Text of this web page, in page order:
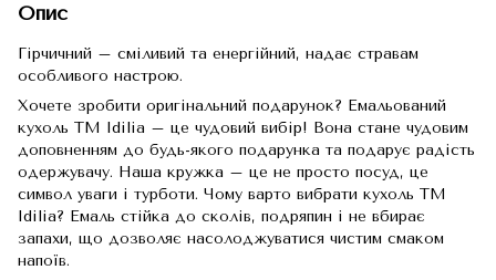
Опис
Гірчичний – сміливий та енергійний, надає стравам
особливого настрою.
Хочете зробити оригінальний подарунок? Емальований
кухоль TM Idilia – це чудовий вибір! Вона стане чудовим
доповненням до будь-якого подарунка та подарує радість
одержувачу. Наша кружка – це не просто посуд, це
символ уваги і турботи. Чому варто вибрати кухоль TM
Idilia? Емаль стійка до сколів, подряпин і не вбирає
запахи, що дозволяє насолоджуватися чистим смаком
напоїв.